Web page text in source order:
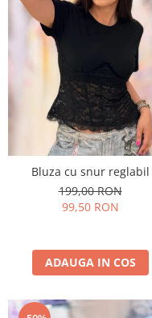
Bluza cu snur reglabil
199,00 RON
99,50 RON
ADAUGA IN COS